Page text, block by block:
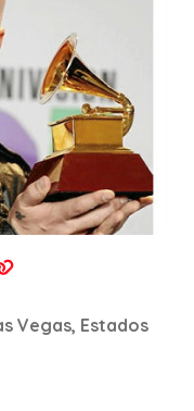
Vegas, Estados